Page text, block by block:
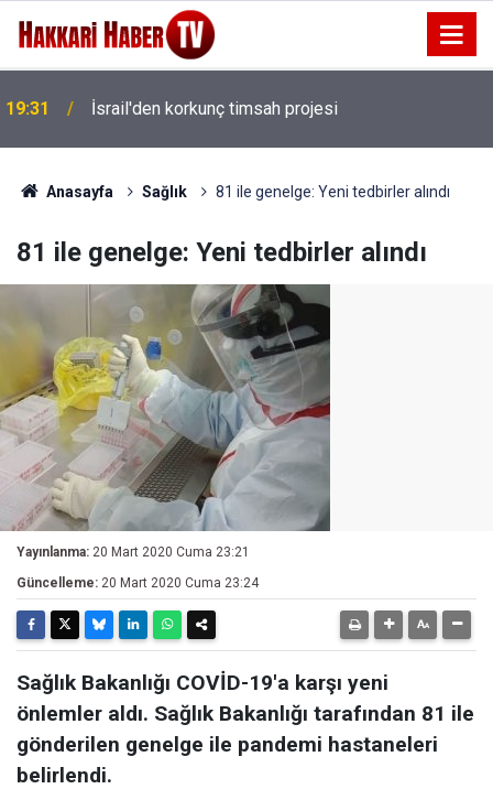
İsrail'den korkunç timsah projesi
19:16
14 Ay Tutuklu Kalan Başkan Çaykara özgürlüğüne
kavuştu
Anasayfa Sağlık 81 ile genelge: Yeni tedbirler alındı
81 ile genelge: Yeni tedbirler alındı
Yayınlanma: 20 Mart 2020 Cuma 23:21
Güncelleme: 20 Mart 2020 Cuma 23:24
Sağlık Bakanlığı COVİD-19'a karşı yeni
önlemler aldı. Sağlık Bakanlığı tarafından 81 ile
gönderilen genelge ile pandemi hastaneleri
belirlendi.